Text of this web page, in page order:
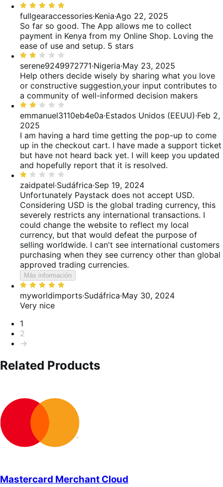
valoraciones
valoraciones
11 %
valoraciones
Valoración:
5
de
5
fullgearaccessories·Kenia·Ago 22, 2025
So far so good. The App allows me to collect
payment in Kenya from my Online Shop. Loving the
ease of use and setup. 5 stars
Valoración:
2
de
5
serene9249972771·Nigeria·May 23, 2025
Help others decide wisely by sharing what you love
or constructive suggestion,your input contributes to
a community of well-informed decision makers
Valoración:
2
de
5
emmanuel3110eb4e0a·Estados Unidos (EEUU)·Feb 2,
2025
I am having a hard time getting the pop-up to come
up in the checkout cart. I have made a support ticket
but have not heard back yet. I will keep you updated
and hopefully report that it is resolved.
Valoración:
1
de
5
zaidpatel·Sudáfrica·Sep 19, 2024
Unfortunately Paystack does not accept USD.
Considering USD is the global trading currency, this
severely restricts any international transactions. I
could change the website to reflect my local
currency, but that would defeat the purpose of
selling worldwide. I can't see international customers
purchasing when they see currency other than global
approved trading currencies.
Más información
Valoración:
5
de
myworldimports·Sudáfrica·May 30, 2024
Very nice
Paginación
1
2
→
Related Products
Mastercard Merchant Cloud